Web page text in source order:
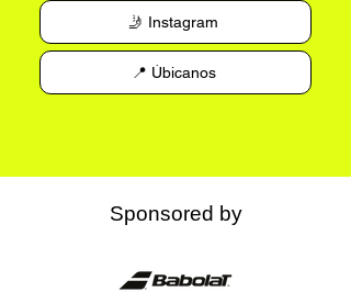
🤳 Instagram
📍 Úbicanos
Sponsored by